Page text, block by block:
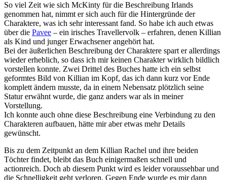
So viel Zeit wie sich McKinty für die Beschreibung Irlands
genommen hat, nimmt er sich auch für die Hintergründe der
Charaktere, was ich sehr interessant fand. So habe ich auch etwas
über die Pavee – ein irisches Travellervolk – erfahren, denen Killian
als Kind und junger Erwachsener angehört hat.
Bei der äußerlichen Beschreibung der Charaktere spart er allerdings
wieder erheblich, so dass ich mir keinen Charakter wirklich bildlich
vorstellen konnte. Zwei Drittel des Buches hatte ich ein selbst
geformtes Bild von Killian im Kopf, das ich dann kurz vor Ende
komplett ändern musste, da in einem Nebensatz plötzlich seine
Statur erwähnt wurde, die ganz anders war als in meiner
Vorstellung.
Ich konnte auch ohne diese Beschreibung eine Verbindung zu den
Charakteren aufbauen, hätte mir aber etwas mehr Details
gewünscht.
Bis zu dem Zeitpunkt an dem Killian Rachel und ihre beiden
Töchter findet, bleibt das Buch einigermaßen schnell und
actionreich. Doch ab diesem Punkt wird es leider voraussehbar und
die Schnelligkeit geht verloren. Gegen Ende wurde es mir dann